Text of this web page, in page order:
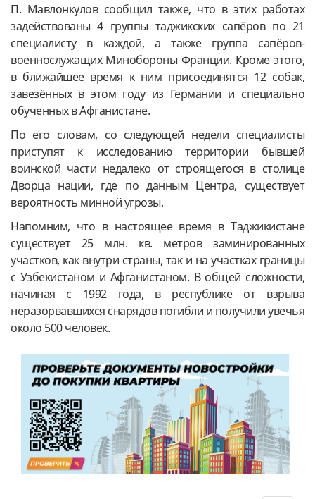
П. Мавлонкулов сообщил также, что в этих работах
задействованы 4 группы таджикских сапёров по 21
специалисту в каждой, а также группа сапёров-
военнослужащих Минобороны Франции. Кроме этого,
в ближайшее время к ним присоединятся 12 собак,
завезённых в этом году из Германии и специально
обученных в Афганистане.
По его словам, со следующей недели специалисты
приступят к исследованию территории бывшей
воинской части недалеко от строящегося в столице
Дворца нации, где по данным Центра, существует
вероятность минной угрозы.
Напомним, что в настоящее время в Таджикистане
существует 25 млн. кв. метров заминированных
участков, как внутри страны, так и на участках границы
с Узбекистаном и Афганистаном. В общей сложности,
начиная с 1992 года, в республике от взрыва
неразорвавшихся снарядов погибли и получили увечья
около 500 человек.